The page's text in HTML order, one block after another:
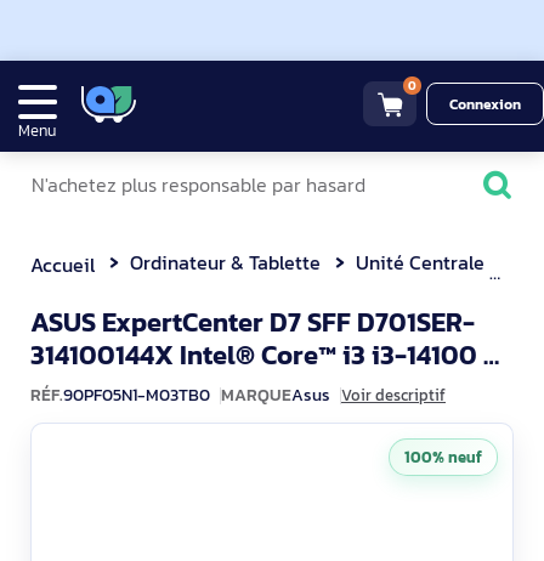
Menu
0
Connexion
Accueil Ordinateur & Tablette Unité Centrale
ASUS ExpertCenter D7 SFF D701SER-
314100144X Intel® Core™ i3 i3-14100 8
Go DDR5-SDRAM 256 Go SSD Wind
RÉF.90PF05N1-M03TB0 MARQUEAsus Voir descriptif
100% neuf